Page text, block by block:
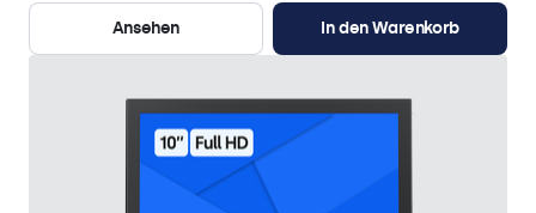
Ansehen In den Warenkorb